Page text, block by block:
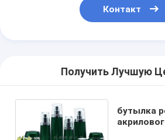
Контакт
Получить Лучшую
бутылка